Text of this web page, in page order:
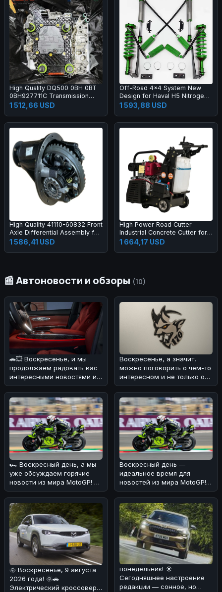
High Quality DQ500 0BH 0BT
0BH927711C Transmission
Mechatronic with Contorl Unit
Solenoids Fits for Audi VW
1 512,66 USD
Off-Road 4x4 System New
Design for Haval H5 Nitrogen
Shock Absorber Suspension
1 593,88 USD
High Quality 41110-60832 Front
Axle Differential Assembly for
Land Cruiser
1 586,41 USD
High Power Road Cutter
Industrial Concrete Cutter for
Road Cutting
1 664,17 USD
📰 Автоновости и обзоры (10)
🚗💥 Воскресенье, и мы
продолжаем радовать вас
интересными новостями из
мира авто! ⚡️ Сегодня хотим
Воскресенье, а значит,
можно поговорить о чем-то
интересном и не только о
будничных проблемах с
маши
🏎️ Воскресный день, а мы
уже обсуждаем горячие
новости из мира MotoGP! ⚡
На британском этапе
чемпио
Воскресный день —
идеальное время для
новостей из мира MotoGP!
🌞🚗Мы разобрались в
деталях Гран-при
🌞 Воскресенье, 9 августа
2026 года! 🌞🚗
Электрический кроссовер
понедельник! ☀️
Сегодняшнее настроение
редакции — сонное, но